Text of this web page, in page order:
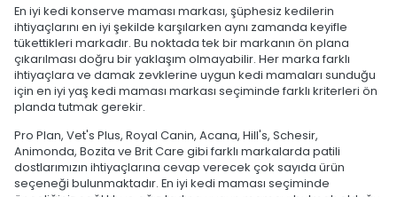
En iyi kedi konserve maması markası, şüphesiz kedilerin
ihtiyaçlarını en iyi şekilde karşılarken aynı zamanda keyifle
tükettikleri markadır. Bu noktada tek bir markanın ön plana
çıkarılması doğru bir yaklaşım olmayabilir. Her marka farklı
ihtiyaçlara ve damak zevklerine uygun kedi mamaları sunduğu
için en iyi yaş kedi maması markası seçiminde farklı kriterleri ön
planda tutmak gerekir.
Pro Plan, Vet's Plus, Royal Canin, Acana, Hill's, Schesir,
Animonda, Bozita ve Brit Care gibi farklı markalarda patili
dostlarımızın ihtiyaçlarına cevap verecek çok sayıda ürün
seçeneği bulunmaktadır. En iyi kedi maması seçiminde